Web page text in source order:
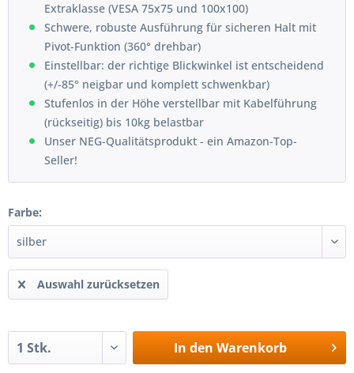
Extraklasse (VESA 75x75 und 100x100)
Schwere, robuste Ausführung für sicheren Halt mit
Pivot-Funktion (360° drehbar)
Einstellbar: der richtige Blickwinkel ist entscheidend
(+/-85° neigbar und komplett schwenkbar)
Stufenlos in der Höhe verstellbar mit Kabelführung
(rückseitig) bis 10kg belastbar
Unser NEG-Qualitätsprodukt - ein Amazon-Top-
Seller!
Farbe:
Auswahl zurücksetzen
In den Warenkorb